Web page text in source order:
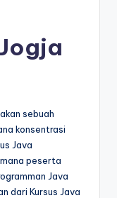
sebuah
konsentrasi
Java
peserta
Java
dari Kursus Java